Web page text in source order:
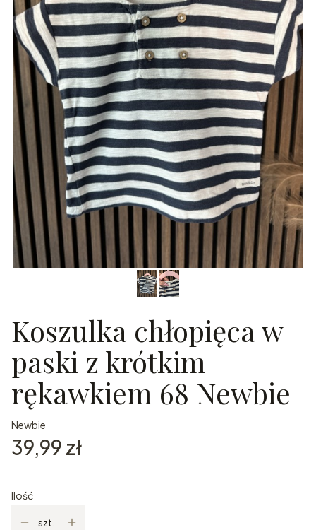
Koszulka chłopięca w
paski z krótkim
rękawkiem 68 Newbie
Newbie
Cena
39,99 zł
Ilość
szt.